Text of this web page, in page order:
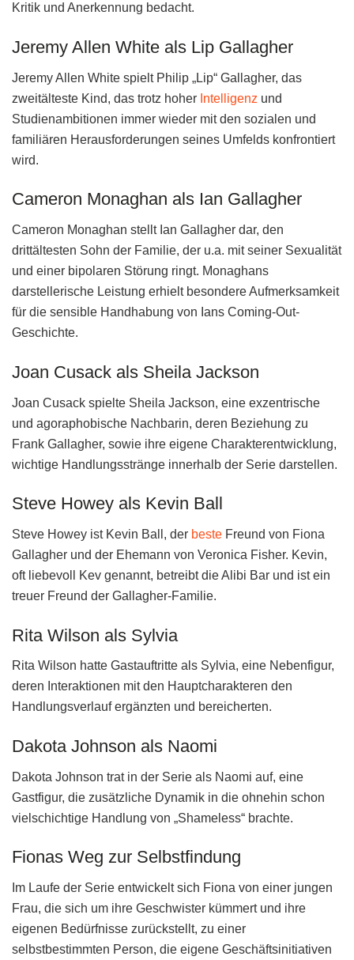
Kritik und Anerkennung bedacht.
Jeremy Allen White als Lip Gallagher
Jeremy Allen White spielt Philip „Lip“ Gallagher, das
zweitälteste Kind, das trotz hoher Intelligenz und
Studienambitionen immer wieder mit den sozialen und
familiären Herausforderungen seines Umfelds konfrontiert
wird.
Cameron Monaghan als Ian Gallagher
Cameron Monaghan stellt Ian Gallagher dar, den
drittältesten Sohn der Familie, der u.a. mit seiner Sexualität
und einer bipolaren Störung ringt. Monaghans
darstellerische Leistung erhielt besondere Aufmerksamkeit
für die sensible Handhabung von Ians Coming-Out-
Geschichte.
Joan Cusack als Sheila Jackson
Joan Cusack spielte Sheila Jackson, eine exzentrische
und agoraphobische Nachbarin, deren Beziehung zu
Frank Gallagher, sowie ihre eigene Charakterentwicklung,
wichtige Handlungsstränge innerhalb der Serie darstellen.
Steve Howey als Kevin Ball
Steve Howey ist Kevin Ball, der beste Freund von Fiona
Gallagher und der Ehemann von Veronica Fisher. Kevin,
oft liebevoll Kev genannt, betreibt die Alibi Bar und ist ein
treuer Freund der Gallagher-Familie.
Rita Wilson als Sylvia
Rita Wilson hatte Gastauftritte als Sylvia, eine Nebenfigur,
deren Interaktionen mit den Hauptcharakteren den
Handlungsverlauf ergänzten und bereicherten.
Dakota Johnson als Naomi
Dakota Johnson trat in der Serie als Naomi auf, eine
Gastfigur, die zusätzliche Dynamik in die ohnehin schon
vielschichtige Handlung von „Shameless“ brachte.
Fionas Weg zur Selbstfindung
Im Laufe der Serie entwickelt sich Fiona von einer jungen
Frau, die sich um ihre Geschwister kümmert und ihre
eigenen Bedürfnisse zurückstellt, zu einer
selbstbestimmten Person, die eigene Geschäftsinitiativen